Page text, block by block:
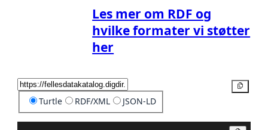
Les mer om RDF og
hvilke formater vi støtter
her
Turtle RDF/XML JSON-LD